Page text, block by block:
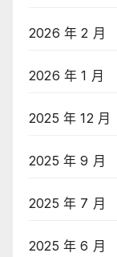
2026 年 2 月
2026 年 1 月
2025 年 12 月
2025 年 9 月
2025 年 7 月
2025 年 6 月